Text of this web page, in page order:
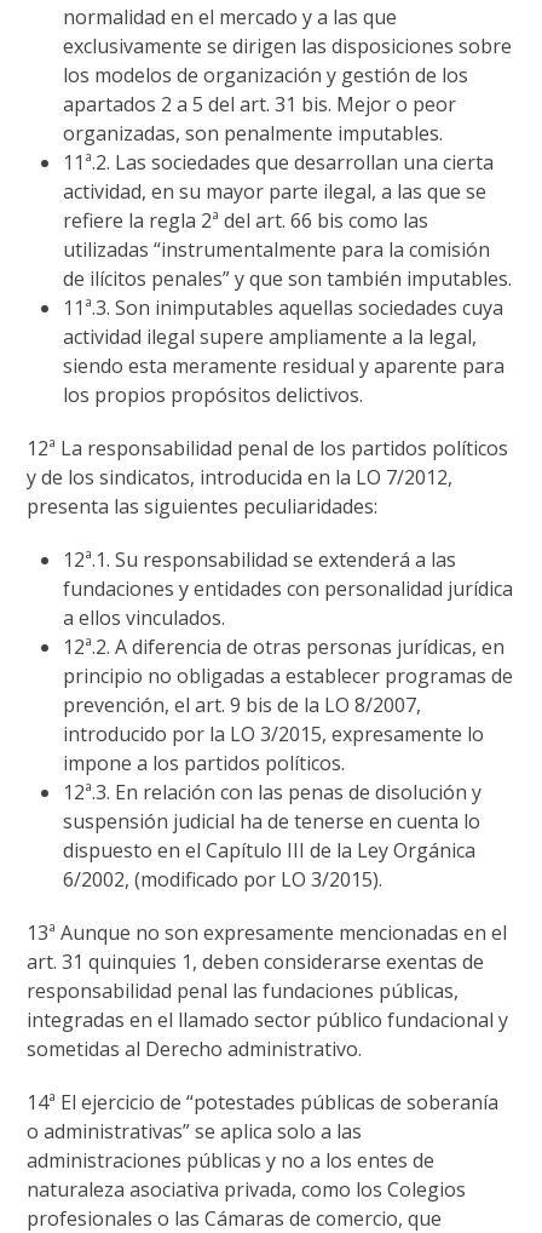
normalidad en el mercado y a las que
exclusivamente se dirigen las disposiciones sobre
los modelos de organización y gestión de los
apartados 2 a 5 del art. 31 bis. Mejor o peor
organizadas, son penalmente imputables.
11ª.2. Las sociedades que desarrollan una cierta
actividad, en su mayor parte ilegal, a las que se
refiere la regla 2ª del art. 66 bis como las
utilizadas “instrumentalmente para la comisión
de ilícitos penales” y que son también imputables.
11ª.3. Son inimputables aquellas sociedades cuya
actividad ilegal supere ampliamente a la legal,
siendo esta meramente residual y aparente para
los propios propósitos delictivos.
12ª La responsabilidad penal de los partidos políticos
y de los sindicatos, introducida en la LO 7/2012,
presenta las siguientes peculiaridades:
12ª.1. Su responsabilidad se extenderá a las
fundaciones y entidades con personalidad jurídica
a ellos vinculados.
12ª.2. A diferencia de otras personas jurídicas, en
principio no obligadas a establecer programas de
prevención, el art. 9 bis de la LO 8/2007,
introducido por la LO 3/2015, expresamente lo
impone a los partidos políticos.
12ª.3. En relación con las penas de disolución y
suspensión judicial ha de tenerse en cuenta lo
dispuesto en el Capítulo III de la Ley Orgánica
6/2002, (modificado por LO 3/2015).
13ª Aunque no son expresamente mencionadas en el
art. 31 quinquies 1, deben considerarse exentas de
responsabilidad penal las fundaciones públicas,
integradas en el llamado sector público fundacional y
sometidas al Derecho administrativo.
14ª El ejercicio de “potestades públicas de soberanía
o administrativas” se aplica solo a las
administraciones públicas y no a los entes de
naturaleza asociativa privada, como los Colegios
profesionales o las Cámaras de comercio, que